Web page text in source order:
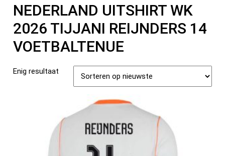
NEDERLAND UITSHIRT WK
2026 TIJJANI REIJNDERS 14
VOETBALTENUE
Enig resultaat